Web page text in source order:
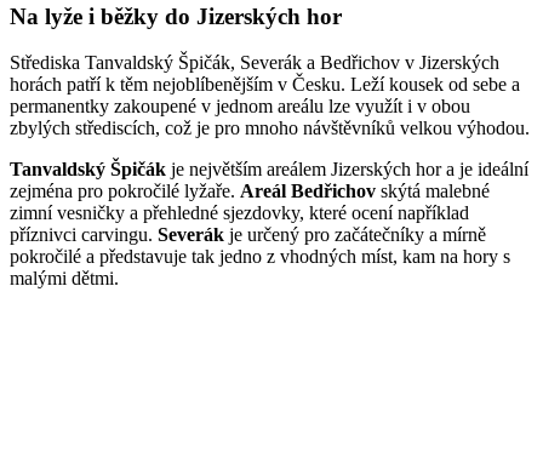
Na lyže i běžky do Jizerských hor
Střediska Tanvaldský Špičák, Severák a Bedřichov v Jizerských
horách patří k těm nejoblíbenějším v Česku. Leží kousek od sebe a
permanentky zakoupené v jednom areálu lze využít i v obou
zbylých střediscích, což je pro mnoho návštěvníků velkou výhodou.
Tanvaldský Špičák je největším areálem Jizerských hor a je ideální
zejména pro pokročilé lyžaře. Areál Bedřichov skýtá malebné
zimní vesničky a přehledné sjezdovky, které ocení například
příznivci carvingu. Severák je určený pro začátečníky a mírně
pokročilé a představuje tak jedno z vhodných míst, kam na hory s
malými dětmi.